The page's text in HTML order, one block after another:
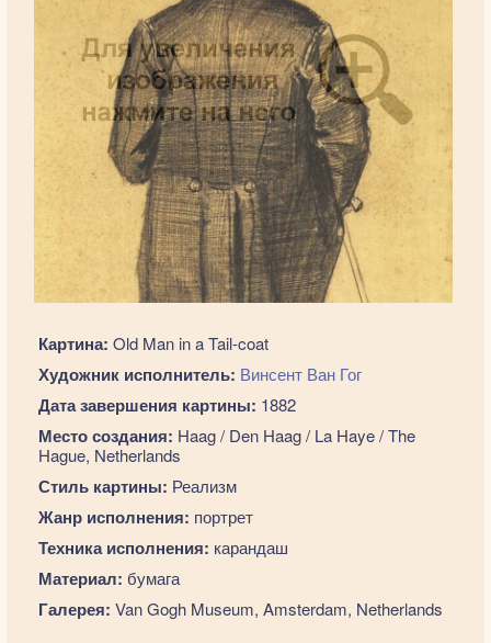
Картина: Old Man in a Tail-coat
Художник исполнитель: Винсент Ван Гог
Дата завершения картины: 1882
Место создания: Haag / Den Haag / La Haye / The
Hague, Netherlands
Стиль картины: Реализм
Жанр исполнения: портрет
Техника исполнения: карандаш
Материал: бумага
Галерея: Van Gogh Museum, Amsterdam, Netherlands